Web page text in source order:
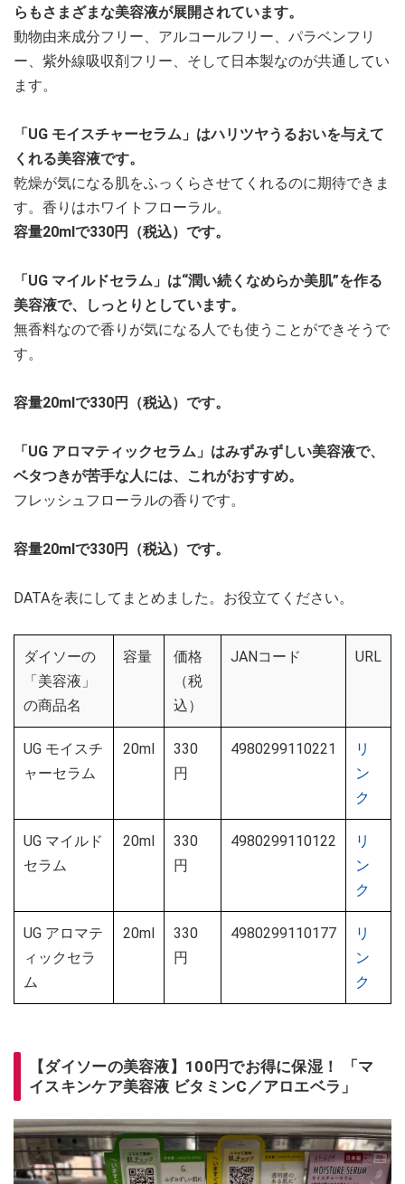
らもさまざまな美容液が展開されています。
動物由来成分フリー、アルコールフリー、パラベンフリ
ー、紫外線吸収剤フリー、そして日本製なのが共通してい
ます。
「UG モイスチャーセラム」はハリツヤうるおいを与えて
くれる美容液です。
乾燥が気になる肌をふっくらさせてくれるのに期待できま
す。香りはホワイトフローラル。
容量20mlで330円（税込）です。
「UG マイルドセラム」は“潤い続くなめらか美肌”を作る
美容液で、しっとりとしています。
無香料なので香りが気になる人でも使うことができそうで
す。
容量20mlで330円（税込）です。
「UG アロマティックセラム」はみずみずしい美容液で、
ベタつきが苦手な人には、これがおすすめ。
フレッシュフローラルの香りです。
容量20mlで330円（税込）です。
DATAを表にしてまとめました。お役立てください。
ダイソーの
「美容液」
の商品名
容量
価格
（税
込）
JANコード URL
UG モイスチ
ャーセラム
20ml
330
円
4980299110221
リ
ン
ク
UG マイルド
セラム
20ml
330
円
4980299110122
リ
ン
ク
UG アロマテ
ィックセラ
ム
20ml
330
円
4980299110177
リ
ン
ク
【ダイソーの美容液】100円でお得に保湿！ 「マ
イスキンケア美容液 ビタミンC／アロエベラ」